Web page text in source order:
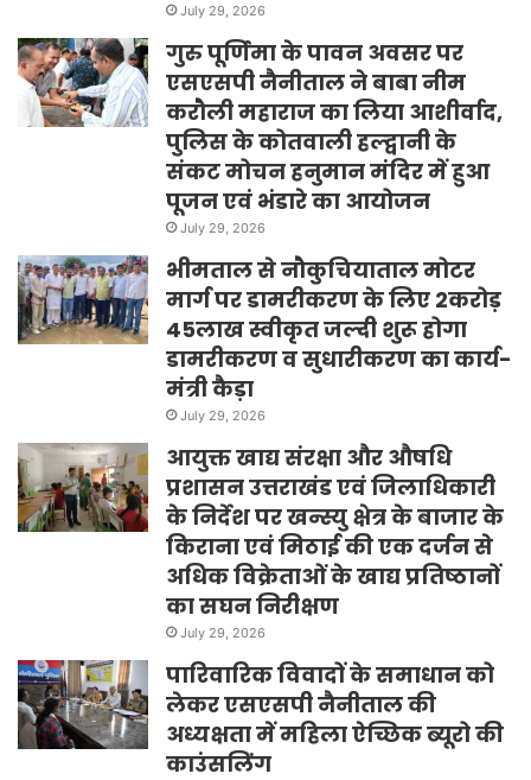
July 29, 2026
गुरु पूर्णिमा के पावन अवसर पर
एसएसपी नैनीताल ने बाबा नीम
करौली महाराज का लिया आशीर्वाद,
पुलिस के कोतवाली हल्द्वानी के
संकट मोचन हनुमान मंदिर में हुआ
पूजन एवं भंडारे का आयोजन
July 29, 2026
भीमताल से नौकुचियाताल मोटर
मार्ग पर डामरीकरण के लिए 2करोड़
45लाख स्वीकृत जल्दी शुरू होगा
डामरीकरण व सुधारीकरण का कार्य-
मंत्री कैड़ा
July 29, 2026
आयुक्त खाद्य संरक्षा और औषधि
प्रशासन उत्तराखंड एवं जिलाधिकारी
के निर्देश पर खन्स्यु क्षेत्र के बाजार के
किराना एवं मिठाई की एक दर्जन से
अधिक विक्रेताओं के खाद्य प्रतिष्ठानों
का सघन निरीक्षण
July 29, 2026
पारिवारिक विवादों के समाधान को
लेकर एसएसपी नैनीताल की
अध्यक्षता में महिला ऐच्छिक ब्यूरो की
काउंसलिंग